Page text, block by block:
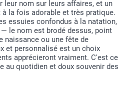
leur nom sur leurs affaires, et un
la fois adorable et très pratique.
essuies confondus à la natation,
le nom est brodé dessus, point
naissance ou une fête de
et personnalisé est un choix
apprécieront vraiment. C'est ce
au quotidien et doux souvenir des